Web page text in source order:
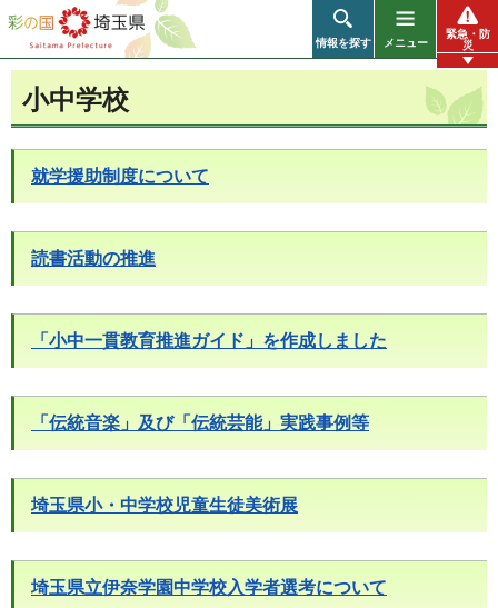
彩の国 埼玉県
情報を探す メニュー
緊急・防
災
小中学校
就学援助制度について
読書活動の推進
「小中一貫教育推進ガイド」を作成しました
「伝統音楽」及び「伝統芸能」実践事例等
埼玉県小・中学校児童生徒美術展
埼玉県立伊奈学園中学校入学者選考について